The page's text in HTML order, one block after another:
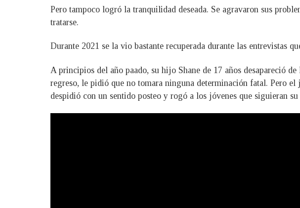
Pero tampoco logró la tranquilidad deseada. Se agravaron sus
tratarse.
Durante 2021 se la vio bastante recuperada durante las entrevistas
A principios del año paado, su hijo Shane de 17 años desapareció
regreso, le pidió que no tomara ninguna determinación fatal. Pero
despidió con un sentido posteo y rogó a los jóvenes que siguieran